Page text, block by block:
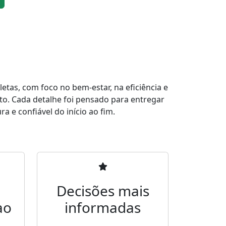
com foco no bem-estar, na eficiência e
Cada detalhe foi pensado para entregar
e confiável do início ao fim.
Decisões mais
informadas